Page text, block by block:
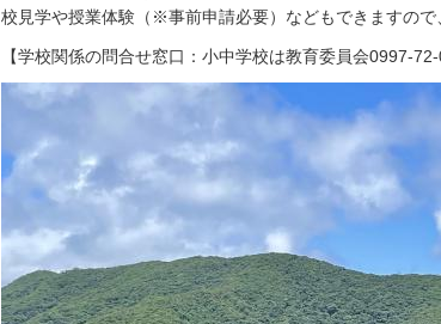
校見学や授業体験（※事前申請必要）などもできますので
【学校関係の問合せ窓口：小中学校は教育委員会